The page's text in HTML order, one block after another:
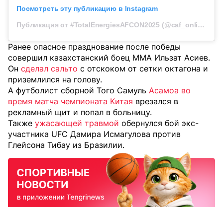
Посмотреть эту публикацию в Instagram
Публикация от #TotalEnergiesAFCON2025 (@caf_online)
Ранее опасное празднование после победы
совершил казахстанский боец MMA Ильзат Асиев.
Он сделал сальто с отскоком от сетки октагона и
приземлился на голову.
А футболист сборной Того Самуль Асамоа во
время матча чемпионата Китая врезался в
рекламный щит и попал в больницу.
Также ужасающей травмой обернулся бой экс-
участника UFC Дамира Исмагулова против
Глейсона Тибау из Бразилии.